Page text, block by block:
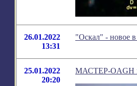
26.01.2022
13:31
"Оскал" - новое
25.01.2022
20:20
МАСТЕР-OAGH в